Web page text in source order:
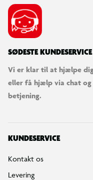
SØDESTE KUNDESERVICE
Vi er klar til at hjælpe
eller få hjælp via chat
betjening.
KUNDESERVICE
Kontakt os
Levering